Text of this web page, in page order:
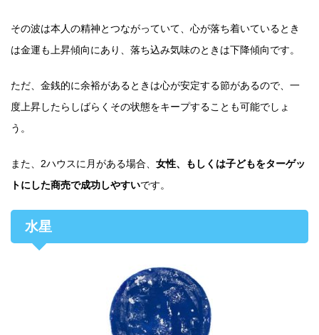
その波は本人の精神とつながっていて、心が落ち着いているとき
は金運も上昇傾向にあり、落ち込み気味のときは下降傾向です。
ただ、金銭的に余裕があるときは心が安定する節があるので、一
度上昇したらしばらくその状態をキープすることも可能でしょ
う。
また、2ハウスに月がある場合、 女性、もしくは子どもをターゲッ
トにした商売で成功しやすいです。
水星